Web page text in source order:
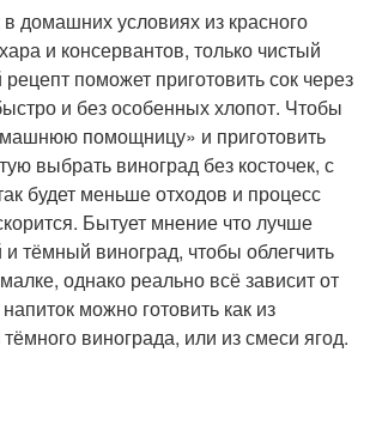
домашних условиях из красного
и консервантов, только чистый
поможет приготовить сок через
и без особенных хлопот. Чтобы
помощницу» и приготовить
выбрать виноград без косточек, с
будет меньше отходов и процесс
Бытует мнение что лучше
тёмный виноград, чтобы облегчить
однако реально всё зависит от
можно готовить как из
тёмного винограда, или из смеси ягод.